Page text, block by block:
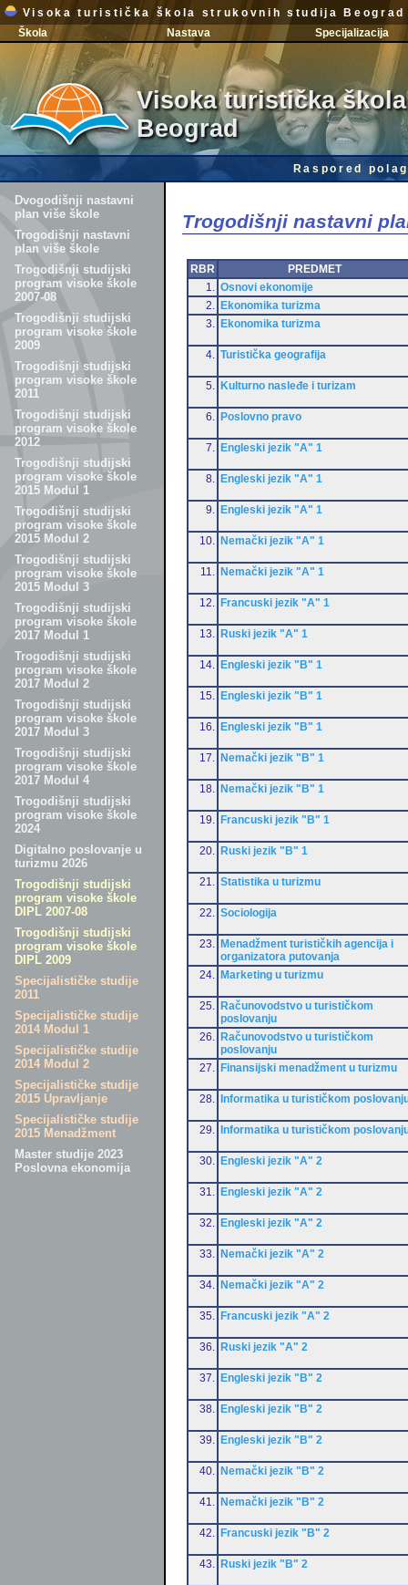
Visoka turistička škola strukovnih studija Beograd
Škola
Nastava Specijalizacija
Visoka turistička
Beograd
Raspored
Dvogodišnji nastavni
plan više škole
Trogodišnji nastavni
plan više škole
Trogodišnji studijski
program visoke škole
2007-08
Trogodišnji studijski
program visoke škole
2009
Trogodišnji studijski
program visoke škole
2011
Trogodišnji studijski
program visoke škole
2012
Trogodišnji studijski
program visoke škole
2015 Modul 1
Trogodišnji studijski
program visoke škole
2015 Modul 2
Trogodišnji studijski
program visoke škole
2015 Modul 3
Trogodišnji studijski
program visoke škole
2017 Modul 1
Trogodišnji studijski
program visoke škole
2017 Modul 2
Trogodišnji studijski
program visoke škole
2017 Modul 3
Trogodišnji studijski
program visoke škole
2017 Modul 4
Trogodišnji studijski
program visoke škole
2024
Digitalno poslovanje u
turizmu 2026
Trogodišnji studijski
program visoke škole
DIPL 2007-08
Trogodišnji studijski
program visoke škole
DIPL 2009
Specijalističke studije
2011
Specijalističke studije
2014 Modul 1
Specijalističke studije
2014 Modul 2
Specijalističke studije
2015 Upravljanje
Specijalističke studije
2015 Menadžment
Master studije 2023
Poslovna ekonomija
Trogodišnji nastavni
RBR
PREDMET
1.
Osnovi ekonomije
2.
Ekonomika turizma
3.
Ekonomika turizma
4. Turistička geografija
5. Kulturno nasleđe i turizam
6. Poslovno pravo
7. Engleski jezik "A" 1
8. Engleski jezik "A" 1
9. Engleski jezik "A" 1
10. Nemački jezik "A" 1
11. Nemački jezik "A" 1
12. Francuski jezik "A" 1
13. Ruski jezik "A" 1
14. Engleski jezik "B" 1
15. Engleski jezik "B" 1
16. Engleski jezik "B" 1
17. Nemački jezik "B" 1
18. Nemački jezik "B" 1
19. Francuski jezik "B" 1
20. Ruski jezik "B" 1
21. Statistika u turizmu
22. Sociologija
23.
Menadžment turističkih agencija i
organizatora putovanja
24.
Marketing u turizmu
25.
Računovodstvo u turističkom
poslovanju
26.
Računovodstvo u turističkom
poslovanju
27.
Finansijski menadžment u turizmu
28. Informatika u turističkom
29. Informatika u turističkom
30. Engleski jezik "A" 2
31. Engleski jezik "A" 2
32. Engleski jezik "A" 2
33. Nemački jezik "A" 2
34. Nemački jezik "A" 2
35. Francuski jezik "A" 2
36. Ruski jezik "A" 2
37. Engleski jezik "B" 2
38. Engleski jezik "B" 2
39. Engleski jezik "B" 2
40. Nemački jezik "B" 2
41. Nemački jezik "B" 2
42. Francuski jezik "B" 2
43. Ruski jezik "B" 2